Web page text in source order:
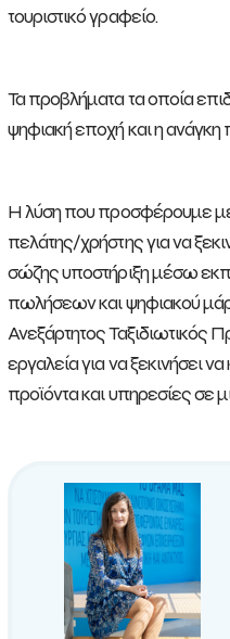
τουριστικό γραφείο.
Τα προβλήματα τα οποία
ψηφιακή εποχή και η
Η λύση που προσφέρουμε με
πελάτης/χρήστης για να
σώζης υποστήριξη μέσω
πωλήσεων και ψηφιακού
Ανεξάρτητος Ταξιδιωτικός
εργαλεία για να ξεκινήσει
προϊόντα και υπηρεσίες σε